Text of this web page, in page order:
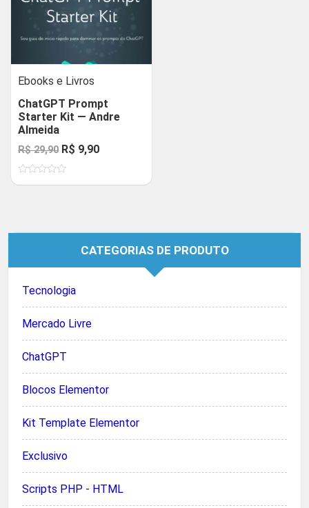
Ebooks e Livros
ChatGPT Prompt
Starter Kit — Andre
Almeida
R$29,90 O
preço
original
R$ 9,90O
atual
CATEGORIAS DE PRODUTO
Tecnologia
Mercado Livre
ChatGPT
Blocos Elementor
Kit Template Elementor
Exclusivo
Scripts PHP - HTML